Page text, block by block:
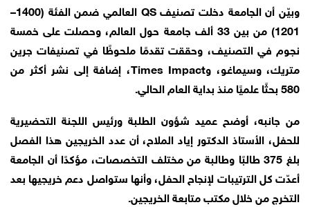
وبيّن أن الجامعة دخلت تصنيف QS العالمي ضمن الفئة (1400–
1201) من بين 33 ألف جامعة حول العالم، وحصلت على خمسة
نجوم في التصنيف، وحققت تقدمًا ملحوظًا في تصنيفات جرين
متريك، وسيماغو، وTimes Impact، إضافة إلى نشر أكثر من
580 بحثًا علميًا منذ بداية العام الحالي.
من جانبه، أوضح عميد شؤون الطلبة ورئيس اللجنة التحضيرية
للحفل، الأستاذ الدكتور إياد الملاح، أن عدد الخريجين هذا الفصل
بلغ 375 طالبًا وطالبة من مختلف التخصصات، مؤكدًا أن الجامعة
أعدّت كل الترتيبات لإنجاح الحفل، وأنها ستواصل دعم خريجيها بعد
التخرج من خلال مكتب متابعة الخريجين.